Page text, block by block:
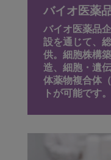
バイオ医薬
バイオ医薬品
設を通じて、
供。細胞株構
造、細胞・遺
体薬物複合体
トが可能です。